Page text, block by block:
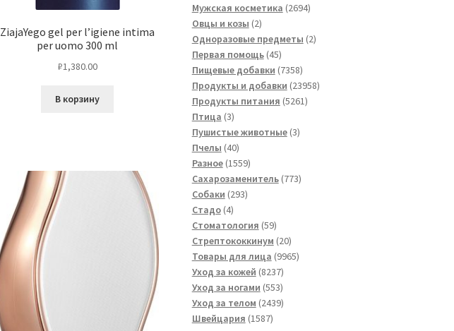
ZiajaYego gel per l’igiene intima
per uomo 300 ml
₽1,380.00
В корзину
товаров
Мужская косметика 26942694
Овцы и козы 22
товара
Одноразовые предметы 22
Первая помощь 4545
товаров
Пищевые добавки 73587358
товаров
Продукты и добавки 2395823958
Продукты питания 52615261
Птица 33
товара
Пушистые животные 33
Пчелы 4040
товаров
Разное 15591559
товаров
Сахарозаменитель 773773
Собаки 293293
Стадо 44
товара
Стоматология 5959
товаров
Стрептококкинум 2020
товаров
Товары для лица 99659965
Уход за кожей 82378237
товаров
Уход за ногами 553553
товара
Уход за телом 24392439
Швейцария 15871587